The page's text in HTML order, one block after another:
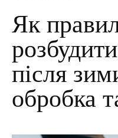
Як
після
обробка